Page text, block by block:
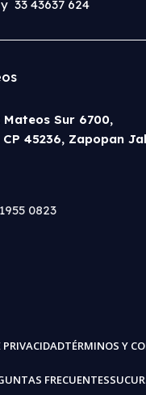
33 43637 624
Sur 6700,
45236, Zapopan
0823
PRIVACIDADTÉRMINOS Y
FRECUENTES